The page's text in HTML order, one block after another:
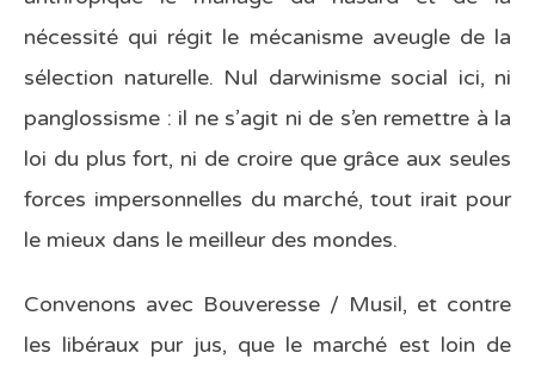
nécessité qui régit le mécanisme aveugle de la
sélection naturelle. Nul darwinisme social ici, ni
panglossisme : il ne s’agit ni de s’en remettre à la
loi du plus fort, ni de croire que grâce aux seules
forces impersonnelles du marché, tout irait pour
le mieux dans le meilleur des mondes.
Convenons avec Bouveresse / Musil, et contre
les libéraux pur jus, que le marché est loin de